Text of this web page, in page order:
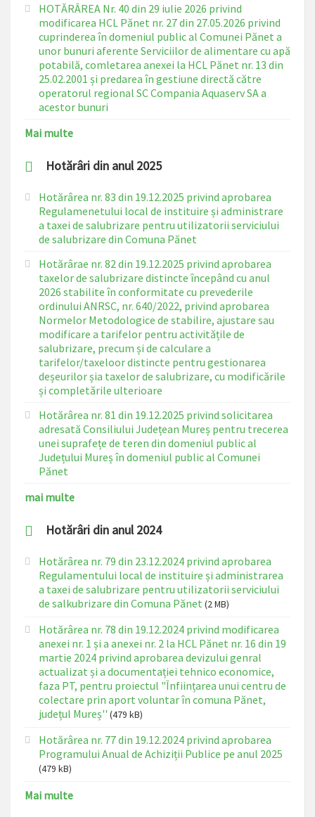
HOTĂRÂREA Nr. 40 din 29 iulie 2026 privind
modificarea HCL Pănet nr. 27 din 27.05.2026 privind
cuprinderea în domeniul public al Comunei Pănet a
unor bunuri aferente Serviciilor de alimentare cu apă
potabilă, comletarea anexei la HCL Pănet nr. 13 din
25.02.2001 și predarea în gestiune directă către
operatorul regional SC Compania Aquaserv SA a
acestor bunuri
Mai multe
Hotărâri din anul 2025
Hotărârea nr. 83 din 19.12.2025 privind aprobarea
Regulamenetului local de instituire și administrare
a taxei de salubrizare pentru utilizatorii serviciului
de salubrizare din Comuna Pănet
Hotărârae nr. 82 din 19.12.2025 privind aprobarea
taxelor de salubrizare distincte începând cu anul
2026 stabilite în conformitate cu prevederile
ordinului ANRSC, nr. 640/2022, privind aprobarea
Normelor Metodologice de stabilire, ajustare sau
modificare a tarifelor pentru activitățile de
salubrizare, precum și de calculare a
tarifelor/taxeloor distincte pentru gestionarea
deșeurilor șia taxelor de salubrizare, cu modificările
și completările ulterioare
Hotărârea nr. 81 din 19.12.2025 privind solicitarea
adresată Consiliului Județean Mureș pentru trecerea
unei suprafețe de teren din domeniul public al
Județului Mureș în domeniul public al Comunei
Pănet
mai multe
Hotărâri din anul 2024
Hotărârea nr. 79 din 23.12.2024 privind aprobarea
Regulamentului local de instituire și administrarea
a taxei de salubrizare pentru utilizatorii serviciului
de salkubrizare din Comuna Pănet (2 MB)
Hotărârea nr. 78 din 19.12.2024 privind modificarea
anexei nr. 1 și a anexei nr. 2 la HCL Pănet nr. 16 din 19
martie 2024 privind aprobarea devizului genral
actualizat și a documentației tehnico economice,
faza PT, pentru proiectul "Înființarea unui centru de
colectare prin aport voluntar în comuna Pănet,
județul Mureș'' (479 kB)
Hotărârea nr. 77 din 19.12.2024 privind aprobarea
Programului Anual de Achiziții Publice pe anul 2025
(479 kB)
Mai multe